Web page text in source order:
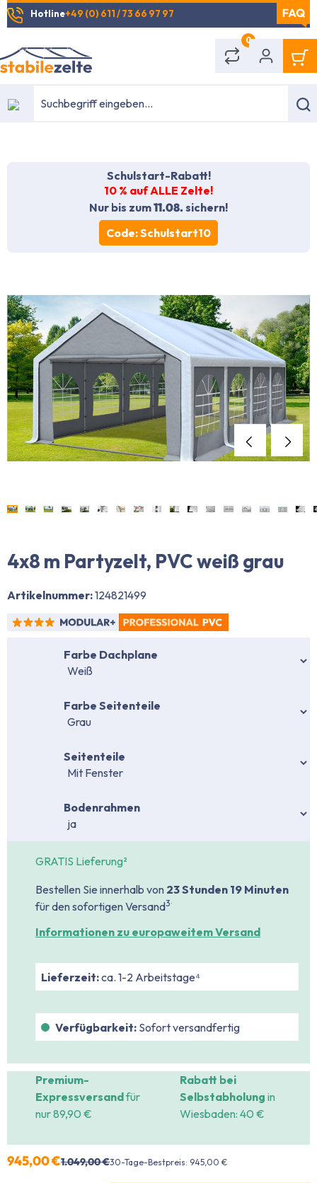
springen
Hotline+49 (0) 611 / 73 66 97 97
0
Schulstart-Rabatt!
10 % auf ALLE Zelte!
Nur bis zum11.08.sichern!
Code: Schulstart10
4x8 m Partyzelt, PVC weiß grau
Artikelnummer:124821499
Farbe Dachplane
Farbe Seitenteile
Seitenteile
Bodenrahmenauswählen
GRATIS Lieferung²
Bestellen Sie innerhalb von 23 Stunden 19 Minuten
für den sofortigen Versand3
Informationen zu europaweitem Versand
Lieferzeit:ca. 1-2 Arbeitstage⁴
Verfügbarkeit:Sofort versandfertig
Premium-
Expressversandfür
nur 89,90 €
Rabatt bei
Selbstabholung in
Wiesbaden: 40 €
945,00 €1.049,00 €30-Tage-Bestpreis: 945,00 €